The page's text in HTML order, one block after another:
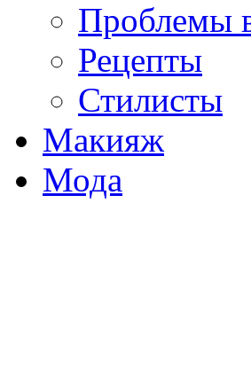
Проблемы
Рецепты
Стилисты
Макияж
Мода